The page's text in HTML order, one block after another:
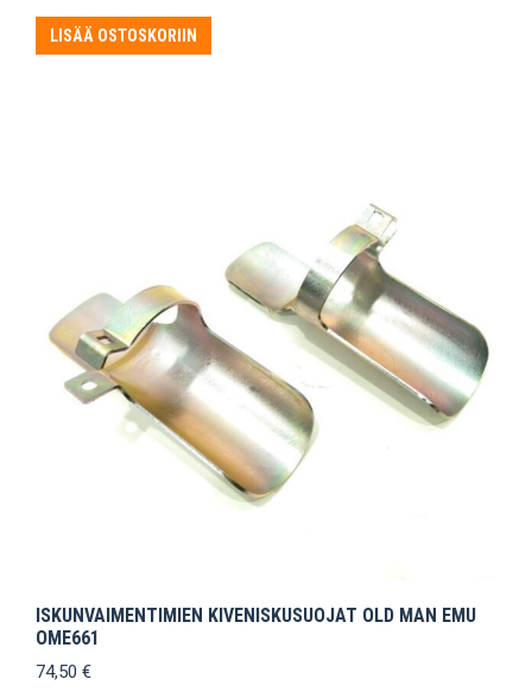
LISÄÄ OSTOSKORIIN
ISKUNVAIMENTIMIEN KIVENISKUSUOJAT OLD MAN EMU
OME661
74,50 €